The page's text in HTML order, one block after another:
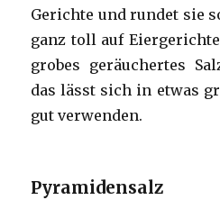
Gerichte und rundet sie
ganz toll auf
grobes geräuchertes
das lässt sich in etwas
gut verwenden.
Pyramidensalz